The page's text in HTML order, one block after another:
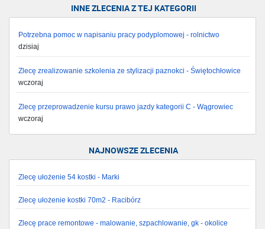
INNE ZLECENIA Z TEJ KATEGORII
Potrzebna pomoc w napisaniu pracy podyplomowej - rolnictwo
dzisiaj
Zlecę zrealizowanie szkolenia ze stylizacji paznokci - Świętochłowice
wczoraj
Zlecę przeprowadzenie kursu prawo jazdy kategorii C - Wągrowiec
wczoraj
NAJNOWSZE ZLECENIA
Zlecę ułożenie 54 kostki - Marki
Zlecę ułożenie kostki 70m2 - Racibórz
Zlecę prace remontowe - malowanie, szpachlowanie, gk - okolice